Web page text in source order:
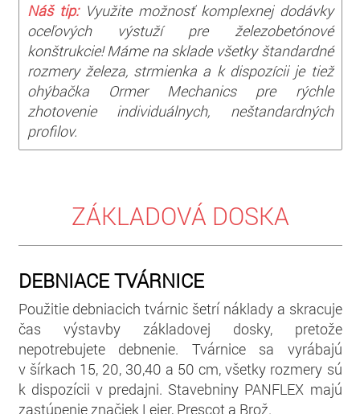
Náš tip: Využite možnosť komplexnej dodávky
oceľových výstuží pre železobetónové
konštrukcie! Máme na sklade všetky štandardné
rozmery železa, strmienka a k dispozícii je tiež
ohýbačka Ormer Mechanics pre rýchle
zhotovenie individuálnych, neštandardných
profilov.
ZÁKLADOVÁ DOSKA
DEBNIACE TVÁRNICE
Použitie debniacich tvárnic šetrí náklady a skracuje
čas výstavby základovej dosky, pretože
nepotrebujete debnenie. Tvárnice sa vyrábajú
v šírkach 15, 20, 30,40 a 50 cm, všetky rozmery sú
k dispozícii v predajni. Stavebniny PANFLEX majú
zastúpenie značiek Leier, Prescot a Brož.